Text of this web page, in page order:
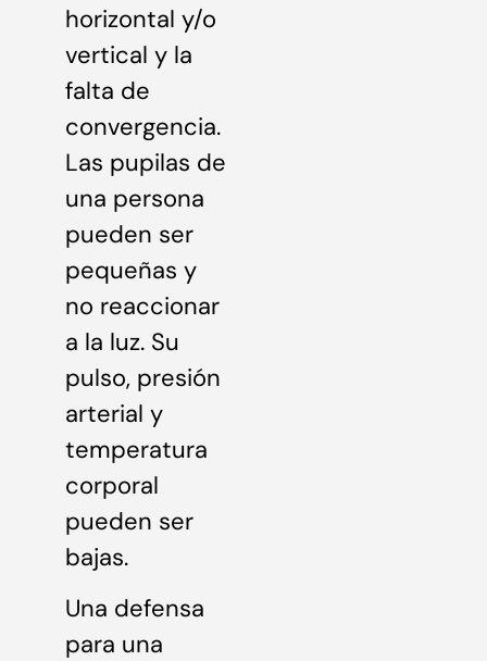
horizontal y/o
vertical y la
falta de
convergencia.
Las pupilas de
una persona
pueden ser
pequeñas y
no reaccionar
a la luz. Su
pulso, presión
arterial y
temperatura
corporal
pueden ser
bajas.
Una defensa
para una